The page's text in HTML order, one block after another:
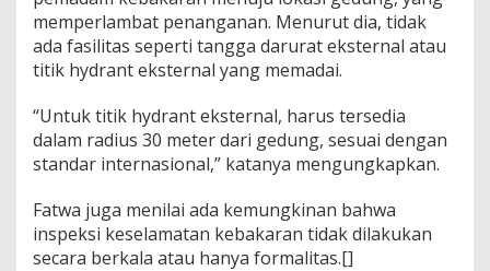
memperlambat penanganan. Menurut dia, tidak
ada fasilitas seperti tangga darurat eksternal atau
titik hydrant eksternal yang memadai.
“Untuk titik hydrant eksternal, harus tersedia
dalam radius 30 meter dari gedung, sesuai dengan
standar internasional,” katanya mengungkapkan.
Fatwa juga menilai ada kemungkinan bahwa
inspeksi keselamatan kebakaran tidak dilakukan
secara berkala atau hanya formalitas.[]